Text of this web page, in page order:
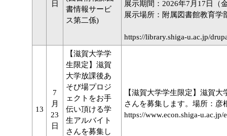
日
書情報サービ
ス第二係)
展示期間：2026年7月17日（
展示場所：附属図書館教育
https://library.shiga-u.ac.jp/
13
7
月
23
日
【滋賀大学学
生限定】滋賀
大学放課後あ
そび場プロジ
ェクトをお手
伝い頂ける学
生アルバイト
さんを募集し
【滋賀大学学生限定】滋賀
さんを募集します。場所：
https://www.econ.shiga-